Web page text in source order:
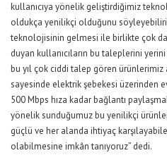
kullanıcıya yönelik geliştirdiğimiz
oldukça yenilikçi olduğunu
teknolojisinin gelmesi ile birlikte çok
duyan kullanıcıların bu taleplerini
bu yıl çok ciddi talep gören
sayesinde elektrik şebekesi üzerinden
500 Mbps hıza kadar bağlantı
yönelik sunduğumuz bu yenilikçi
güçlü ve her alanda ihtiyaç
olabilmesine imkân tanıyoruz” dedi.